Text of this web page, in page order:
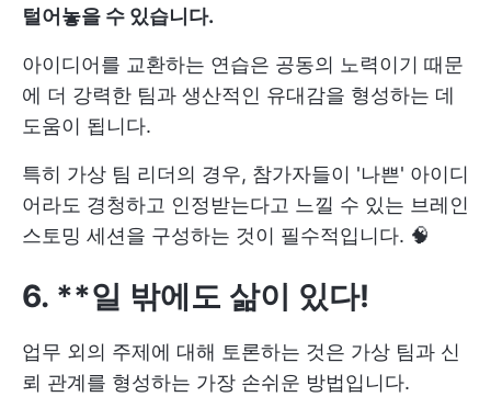
털어놓을 수 있습니다.
아이디어를 교환하는 연습은 공동의 노력이기 때문
에 더 강력한 팀과 생산적인 유대감을 형성하는 데
도움이 됩니다.
특히 가상 팀 리더의 경우, 참가자들이 '나쁜' 아이디
어라도 경청하고 인정받는다고 느낄 수 있는 브레인
스토밍 세션을 구성하는 것이 필수적입니다. 🧠
6. **일 밖에도 삶이 있다!
업무 외의 주제에 대해 토론하는 것은 가상 팀과 신
뢰 관계를 형성하는 가장 손쉬운 방법입니다.